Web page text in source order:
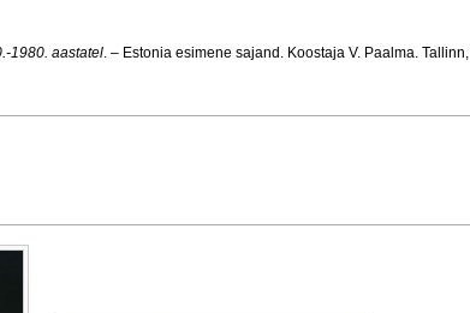
1980. aastatel. – Estonia esimene sajand. Koostaja V. Paalma. Tallinn,